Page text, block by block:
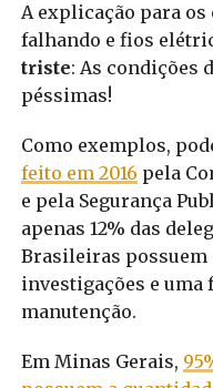
A explicação para
falhando e fios
triste: As condições
péssimas!
Como exemplos,
feito em 2016 pela
e pela Segurança
apenas 12% das
Brasileiras
investigações e
manutenção.
Em Minas Gerais,